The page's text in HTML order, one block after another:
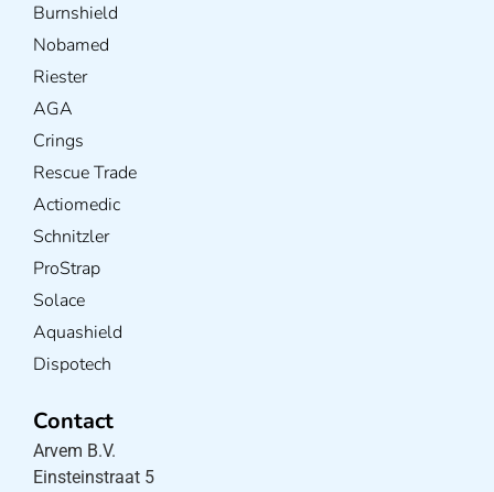
Burnshield
Nobamed
Riester
AGA
Crings
Rescue Trade
Actiomedic
Schnitzler
ProStrap
Solace
Aquashield
Dispotech
Contact
Arvem B.V.
Einsteinstraat 5